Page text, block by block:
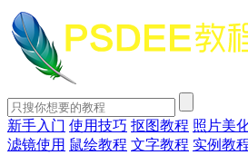
新手入门 使用技巧 抠图教程 照片美
滤镜使用 鼠绘教程 文字教程 实例教